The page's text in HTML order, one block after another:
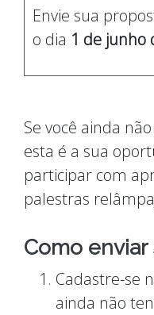
Envie sua
o dia 1 de junho
Se você ainda
esta é a sua
participar com
palestras
Como
Cadastre-se
ainda não